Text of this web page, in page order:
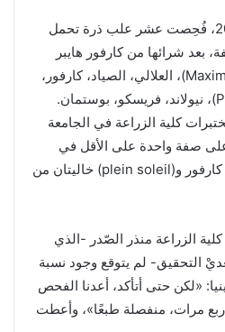
في تشرين أول/ أكتوبر 2017، فُحِصت عشر علب ذرة تحمل
بعد شرائها من كارفور هايبر
ماركت في خلدا. وهي: (Maxim`s)، العلالي، الصياد، كارفور،
توليدو، قودي، (Plein soleil)، نيولاند، فريسكو، بوستمان.
كلية الزراعة في الجامعة
على صفة واحدة على الأقل في
ثمان علب. وثبت أن علبتيْ كارفور و(plein soleil) خاليتان من
الزراعة منذر الصّدر -الذي
التحقيق- لم يتوقع وجود نسبة
«لكن حتى أتأكد، أعدنا الفحص
مرات، منفصلة طبعًا»، وأعطت